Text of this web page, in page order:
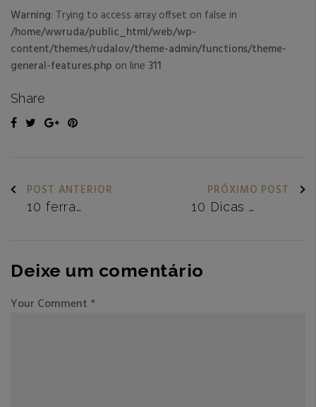
Warning: Trying to access array offset on false in
/home/wwruda/public_html/web/wp-
content/themes/rudalov/theme-admin/functions/theme-
general-features.php on line 311
Share
POST ANTERIOR PRÓXIMO POST
Deixe um comentário
Your Comment *